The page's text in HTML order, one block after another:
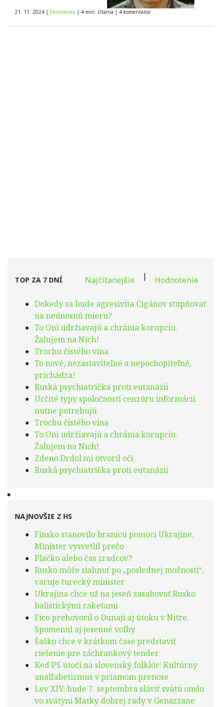
Majú
motiváciu
21. 11. 2024 | Ekonomika | 4 min. čítania | 4 komentárov
TOP ZA 7 DNÍ Najčítanejšie | Hodnotenie
Dokedy sa bude agresivita Cigánov stupňovať
na neúnosnú mieru?
To Oni udržiavajú a chránia korupciu.
Žalujem na Nich!
Trochu čistého vína
To nové, nezastaviteľné a nepochopiteľné,
prichádza!
Ruská psychiatrička proti eutanázii
Určité typy spoločností cenzúru informácií
nutne potrebujú
Trochu čistého vína
To Oni udržiavajú a chránia korupciu.
Žalujem na Nich!
Zdeno Drdol mi otvoril oči
Ruská psychiatrička proti eutanázii
NAJNOVŠIE Z HS
Fínsko stanovilo hranicu pomoci Ukrajine.
Minister vysvetlil prečo
Plačko alebo čas zradcov?
Rusko môže siahnuť po „poslednej možnosti“,
varuje turecký minister
Ukrajina chce už na jeseň zasahovať Rusko
balistickými raketami
Fico prehovoril o Dunaji aj útoku v Nitre.
Spomenul aj jesenné voľby
Šaško chce v krátkom čase predstaviť
riešenie pre záchrankový tender
Keď PS útočí na slovenský folklór: Kultúrny
analfabetizmus v priamom prenose
Lev XIV. bude 7. septembra sláviť svätú omšu
vo svätyni Matky dobrej rady v Genazzane